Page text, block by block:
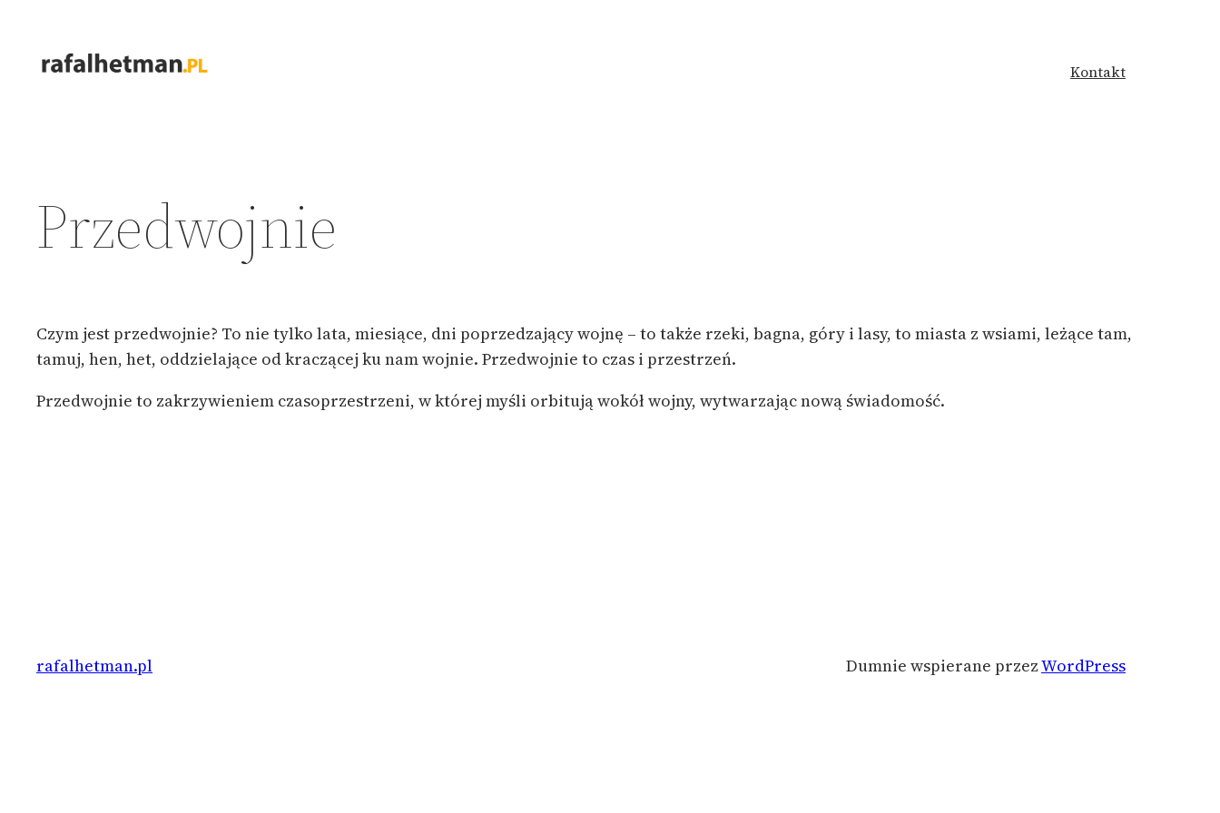
treści
Kontakt
Przedwojnie
Czym jest przedwojnie? To nie tylko lata, miesiące, dni poprzedzający wojnę – to także rzeki, bagna, góry i lasy, to miasta z wsiami, leżące tam,
tamuj, hen, het, oddzielające od kraczącej ku nam wojnie. Przedwojnie to czas i przestrzeń.
Przedwojnie to zakrzywieniem czasoprzestrzeni, w której myśli orbitują wokół wojny, wytwarzając nową świadomość.
rafalhetman.pl Dumnie wspierane przezWordPress